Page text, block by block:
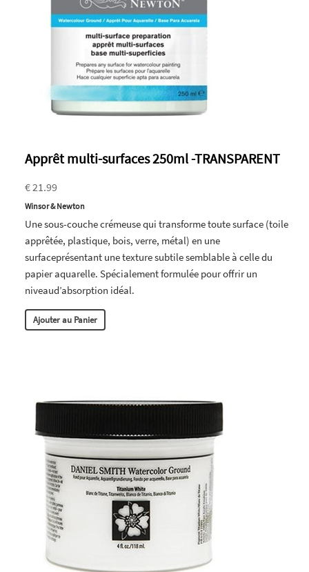
Apprêt multi-surfaces 250ml -TRANSPARENT
€ 21.99
Winsor & Newton
Une sous-couche crémeuse qui transforme toute surface (toile
apprêtée, plastique, bois, verre, métal) en une
surfaceprésentant une texture subtile semblable à celle du
papier aquarelle. Spécialement formulée pour offrir un
niveaud’absorption idéal.
Ajouter au Panier